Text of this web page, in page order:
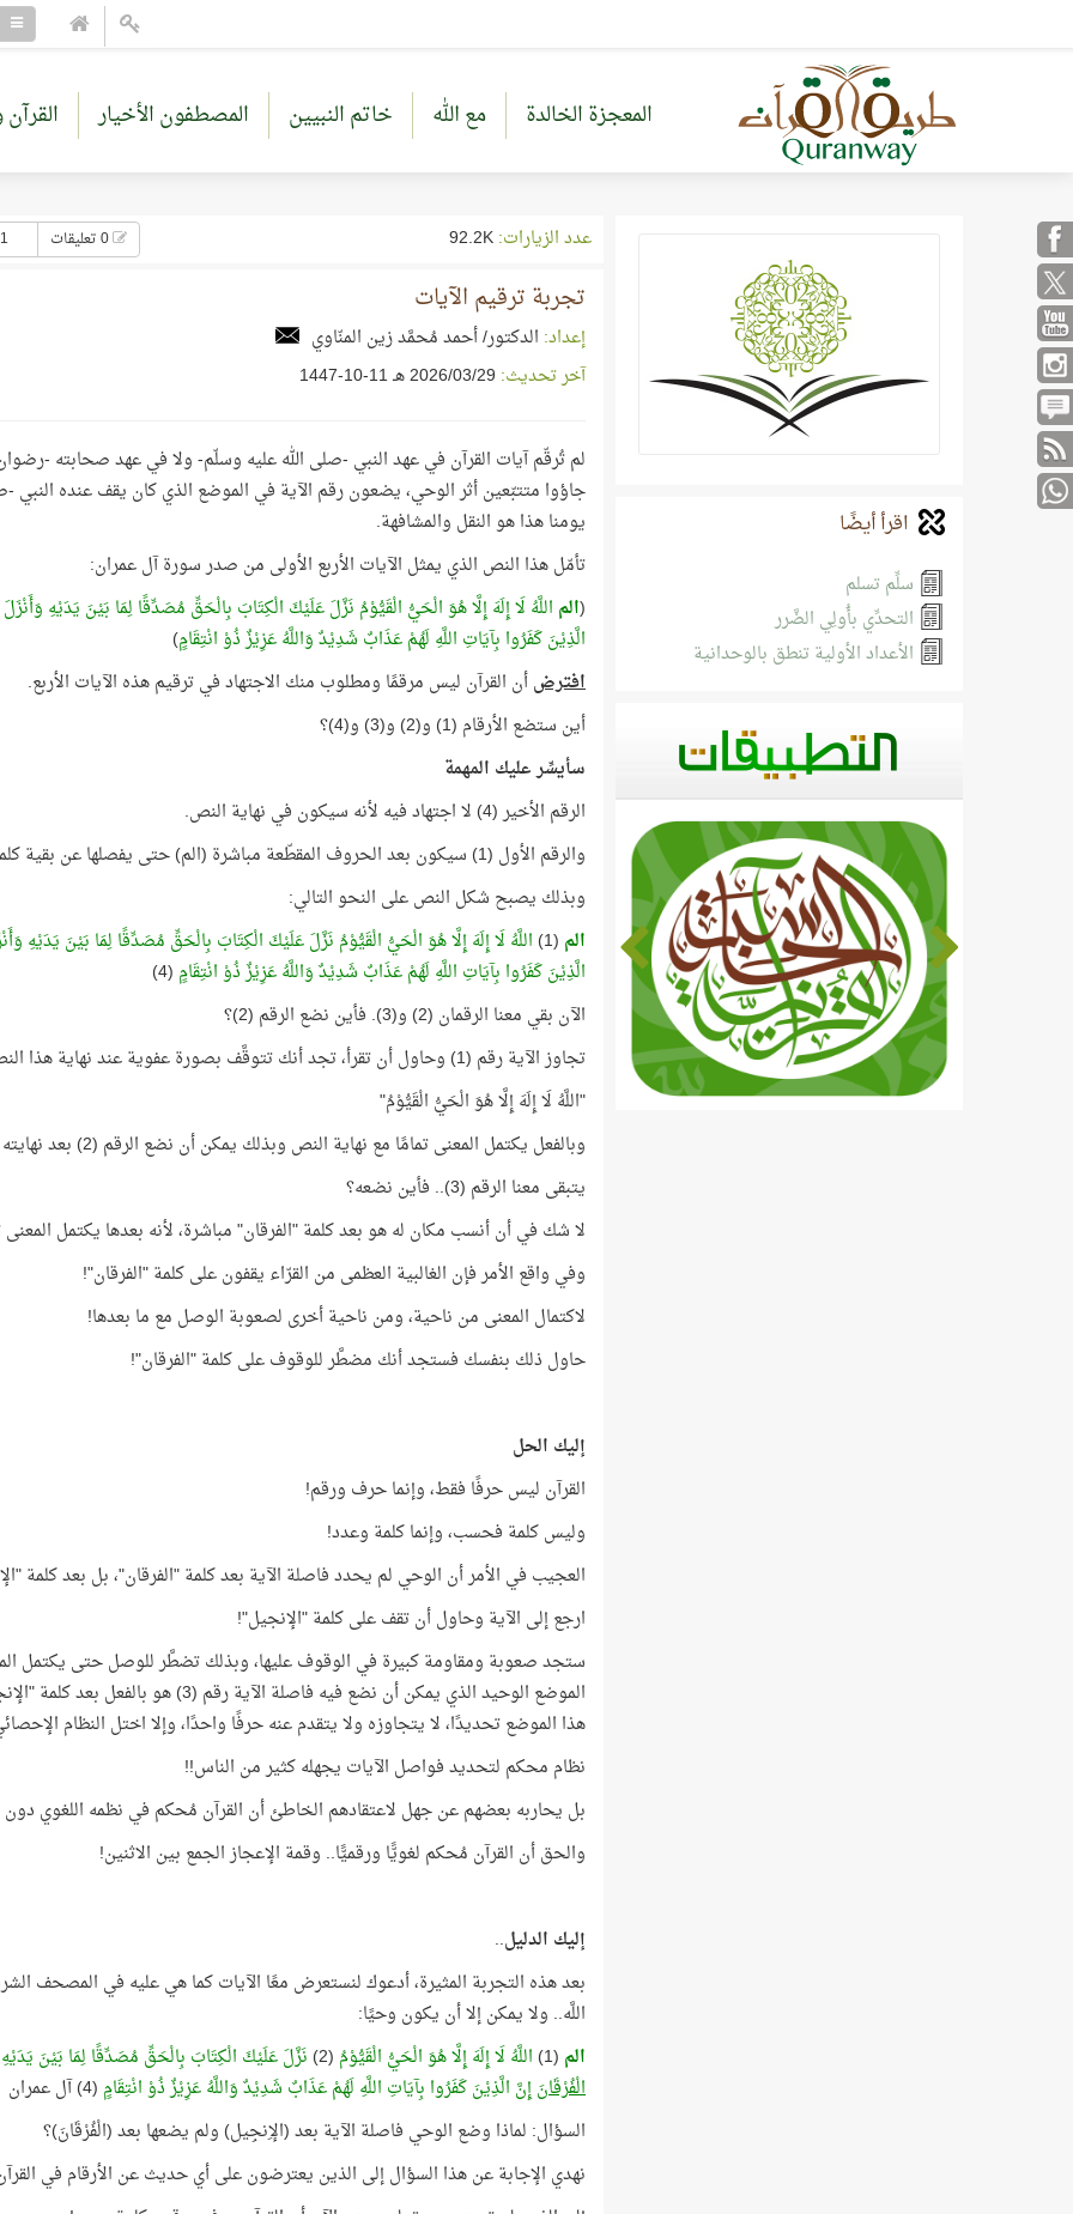
المعجزة الخالدة مع الله خاتم النبيين المصطفون الأخيار القرآن
اقرأ أيضًا
سلِّم تسلم
التحدِّي بأُولِي الضَّرر
الأعداد الأولية تنطق بالوحدانية
عدد الزيارات: 41
تجربة ترقيم الآيات
إعداد: الدكتور/ أحمد مُحمَّد زين المنّاوي
آخر تحديث: 29‏/03‏/2026 هـ 11-10-1447
لم تُرقّم آيات القرآن في عهد النبي -صلى الله عليه وسلّم- ولا في عهد صحابته -رضوان
جاؤوا متتبّعين أثر الوحي، يضعون رقم الآية في الموضع الذي كان يقف عنده النبي
يومنا هذا هو النقل والمشافهة.
تأمّل هذا النص الذي يمثل الآيات الأربع الأولى من صدر سورة آل عمران:
(الم اللَّهُ لَا إِلَهَ إِلَّا هُوَ الْحَيُّ الْقَيُّوْمُ نَزَّلَ عَلَيْكَ الْكِتَابَ بِالْحَقِّ مُصَدِّقًا لِمَا بَيْنَ يَدَيْهِ
الَّذِيْنَ كَفَرُوا بِآيَاتِ اللَّهِ لَهُمْ عَذَابٌ شَدِيْدٌ وَاللَّهُ عَزِيْزٌ ذُوْ انْتِقَامٍ)
افترضأن القرآن ليس مرقمًا ومطلوب منك الاجتهاد في ترقيم هذه الآيات الأربع.
أين ستضع الأرقام (1) و(2) و(3) و(4)؟
سأيسِّر عليك المهمة
الرقم الأخير (4) لا اجتهاد فيه لأنه سيكون في نهاية النص.
والرقم الأول (1) سيكون بعد الحروف المقطّعة مباشرة (الم) حتى يفصلها عن بقية كلمات الآية.
وبذلك يصبح شكل النص على النحو التالي:
الم (1)
اللَّهُ لَا إِلَهَ إِلَّا هُوَ الْحَيُّ الْقَيُّوْمُ نَزَّلَ عَلَيْكَ الْكِتَابَ بِالْحَقِّ مُصَدِّقًا لِمَا بَيْنَ يَدَيْهِ
الَّذِيْنَ كَفَرُوا بِآيَاتِ اللَّهِ لَهُمْ عَذَابٌ شَدِيْدٌ وَاللَّهُ عَزِيْزٌ ذُوْ انْتِقَامٍ (4)
الآن بقي معنا الرقمان (2) و(3). فأين نضع الرقم (2)؟
تجاوز الآية رقم (1) وحاول أن تقرأ، تجد أنك تتوقَّف بصورة عفوية عند نهاية هذا النص:
"اللَّهُ لَا إِلَهَ إِلَّا هُوَ الْحَيُّ الْقَيُّوْمُ"
وبالفعل يكتمل المعنى تمامًا مع نهاية النص وبذلك يمكن أن نضع الرقم (2) بعد نهايته مباشرة.
يتبقى معنا الرقم (3).. فأين نضعه؟
لا شك في أن أنسب مكان له هو بعد كلمة "الفرقان" مباشرة، لأنه بعدها يكتمل المعنى
وفي واقع الأمر فإن الغالبية العظمى من القرّاء يقفون على كلمة "الفرقان"!
لاكتمال المعنى من ناحية، ومن ناحية أخرى لصعوبة الوصل مع ما بعدها!
حاول ذلك بنفسك فستجد أنك مضطَّر للوقوف على كلمة "الفرقان"!
إليك الحل
القرآن ليس حرفًا فقط، وإنما حرف ورقم!
وليس كلمة فحسب، وإنما كلمة وعدد!
العجيب في الأمر أن الوحي لم يحدد فاصلة الآية بعد كلمة "الفرقان"، بل بعد كلمة
ارجع إلى الآية وحاول أن تقف على كلمة "الإنجيل"!
ستجد صعوبة ومقاومة كبيرة في الوقوف عليها، وبذلك تضطَّر للوصل حتى يكتمل
الموضع الوحيد الذي يمكن أن نضع فيه
هذا الموضع تحديدًا، لا يتجاوزه ولا يتقدم عنه حرفًا واحدًا، وإلا اختل النظام
نظام محكم لتحديد فواصل الآيات يجهله كثير من الناس!!
بل يحاربه بعضهم عن جهل لاعتقادهم الخاطئ أن القرآن مُحكم في نظمه اللغوي
والحق أن القرآن مُحكم لغويًّا ورقميًّا.. وقمة الإعجاز الجمع بين الاثنين!
إليك الدليل..
بعد هذه التجربة المثيرة، أدعوك لنستعرض معًا الآيات كما هي عليه في المصحف
اللَّه.. ولا يمكن إلا أن يكون وحيًا:
الم (1) اللَّهُ لَا إِلَهَ إِلَّا هُوَ الْحَيُّ الْقَيُّوْمُ (2) نَزَّلَ عَلَيْكَ الْكِتَابَ بِالْحَقِّ مُصَدِّقًا لِمَا بَيْنَ يَدَيْهِ
الْفُرْقَانَإِنَّ الَّذِيْنَ كَفَرُوا بِآيَاتِ اللَّهِ لَهُمْ عَذَابٌ شَدِيْدٌ وَاللَّهُ عَزِيْزٌ ذُوْ انْتِقَامٍ (4) آل عمران
السؤال: لماذا وضع الوحي فاصلة الآية بعد (الإِنجِيل) ولم يضعها بعد (الْفُرْقَانَ)؟
نهدي الإجابة عن هذا السؤال إلى الذين يعترضون على أي حديث عن الأرقام في